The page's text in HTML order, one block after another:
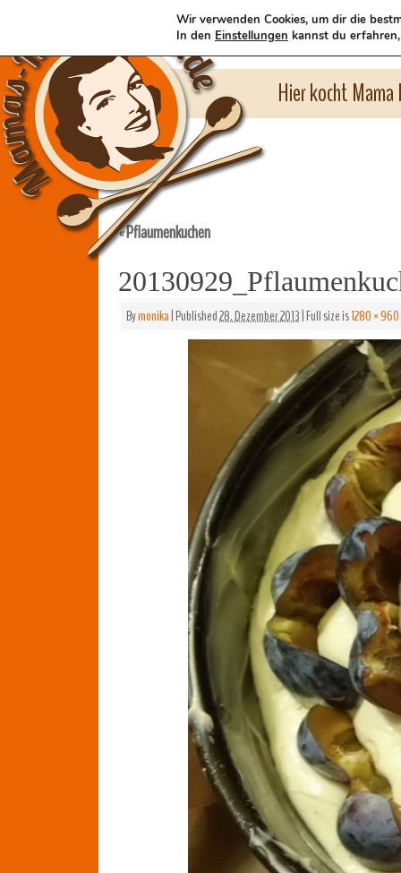
Hier kocht
«Pflaumenkuchen
Bymonika|Published28. Dezember 2013|Full size is1280 × 960
Wir verwenden Cookies, um dir die
In den Einstellungen kannst du